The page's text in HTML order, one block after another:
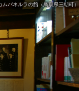
ムパネルラの館（鳥取県三朝町）